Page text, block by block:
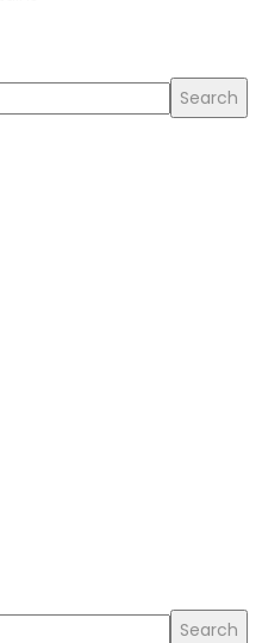
Search
Search